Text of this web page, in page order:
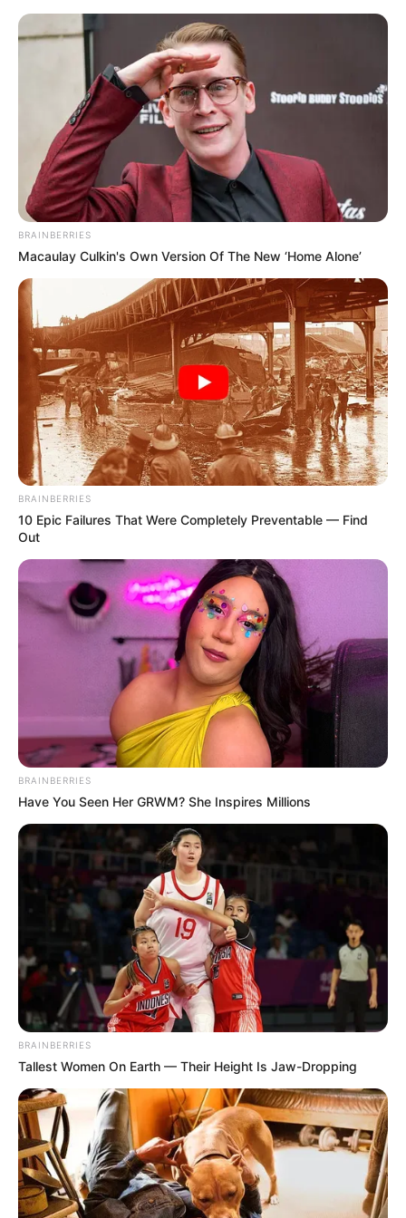
Dessau-Wörlitzer Gartenreich - Schlösser, Burgen und
Klosteranlagen in und um Oranienbaum-Wörlitz
Ausflugsziele Veranstaltungen
Morgen ist Hohes Friedensfest (in Augsburg ein
Feiertag): Sonnabend, den 08.08.2026
lohnende Schlösser und Burgen in und im Umland von
Oranienbaum-Wörlitz vorgestellt und beschrieben. Sie
gehören zu den Touristenzielen in der Ausflugsregion
Dessau-Wörlitzer Gartenreich nebst angrenzenden
Gebieten. Außerdem haben auch Klosteranlagen oft eine
große Ähnlichkeit mit Schlossanlagen und Burgen,
weshalb diese hier bzw. auf den nachfolgenden Seiten
ebenfalls aufgelistet sind, ebenso wie Burgruinen,
Festungen, Wehrkirchen, Städte mit Burgen oder
Schlössern und rekonstruierte Befestigungen aus antiken
Zeiten.
Sehenswerte Schlösser, Burgen und Klöster in und
um Oranienbaum-Wörlitz:
Wörlitzer Schloss
Inmitten des zum UNESCO-Weltkulturerbe
gehörenden Wörlitzer Parks steht das erste
im klassizistischen Stil errichtete Bauwerk
Deutschlands. Es wurde für den Fürsten Franz von
Anhalt-Dessau als Residenzschloss erbaut und besitzt
prunkvoll eingerichtete Räume.
Im niederländischen Barockstil wurde das
von einem großen Park umgebene
Schloss am Ende des 17. Jahrhunderts für
eine Prinzessin aus dem Hause Oranien-Nassau erbaut.
Es gehört ebenfalls zum Dessau-Wörlitzer Gartenreich.
Nach langen Sanierungsarbeiten können inzwischen
neben dem sehenswerten Schlosspark auch wieder viele
der prunkvollen Innenräume besichtigt werden.
Schloss Georgium
Neben dem Wörlitzer Park ist Schloss und
Gesamtkunstwerk des Dessau-Wörlitzer
Gartenreichs.
Schloss Luisium
Klein aber fein präsentiert sich die
harmonische, aus Schloss und
BRAINBERRIES
Macaulay Culkin's Own Version Of The New ‘Home Alone’
BRAINBERRIES
10 Epic Failures That Were Completely Preventable — Find
Out
BRAINBERRIES
Have You Seen Her GRWM? She Inspires Millions
BRAINBERRIES
Tallest Women On Earth — Their Height Is Jaw-Dropping